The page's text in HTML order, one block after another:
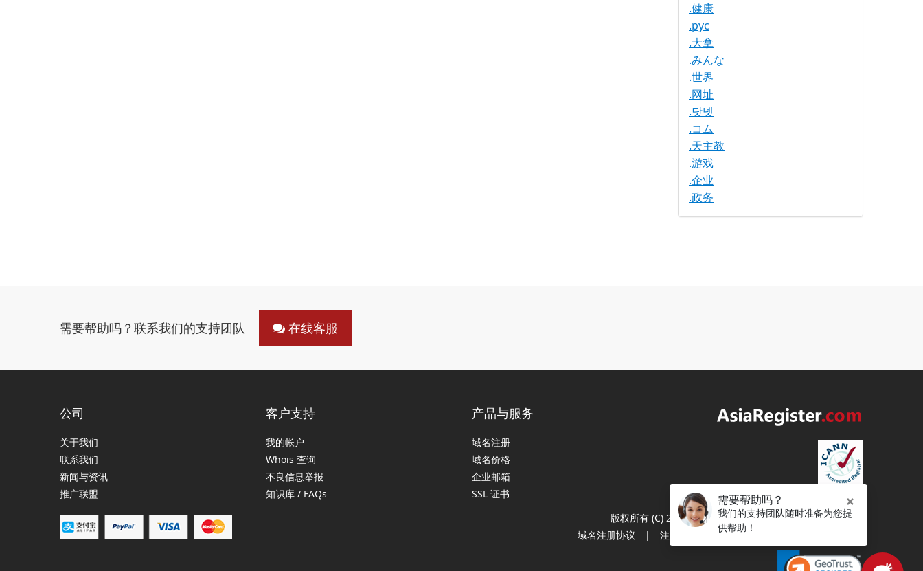
.健康
.рус
.大拿
.みんな
.世界
.网址
.닷넷
.コム
.天主教
.游戏
.企业
.政务
需要帮助吗？联系我们的支持团队 在线客服
公司
关于我们
联系我们
新闻与资讯
推广联盟
客户支持
我的帐户
Whois 查询
不良信息举报
知识库 / FAQs
产品与服务
域名注册
域名价格
企业邮箱
SSL 证书
版权所有 (C) 2003-2026 亚洲注册（新加坡） 保留所有权利
域名注册协议
| 注册人权利和义务 |